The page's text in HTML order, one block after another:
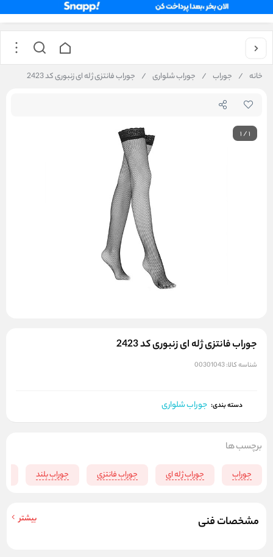
خانه / جوراب / جوراب شلواری / جوراب فانتزی ژله ای زنبوری کد 2423
1/1
جوراب فانتزی ژله ای زنبوری کد 2423
شناسه کالا:00301043
دسته بندی: جوراب شلواری
مشخصات فنی بیشتر
برچسب ها
جوراب جوراب ژله ای جوراب فانتزی جوراب بلند